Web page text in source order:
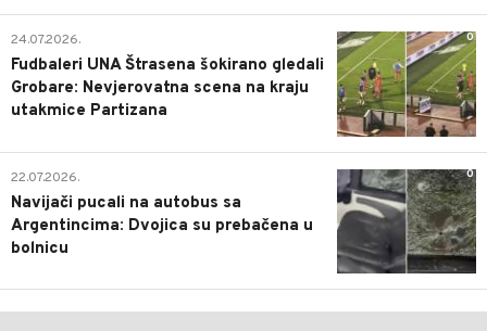
0
24.07.2026.
Fudbaleri UNA Štrasena šokirano gledali
Grobare: Nevjerovatna scena na kraju
utakmice Partizana
0
22.07.2026.
Navijači pucali na autobus sa
Argentincima: Dvojica su prebačena u
bolnicu